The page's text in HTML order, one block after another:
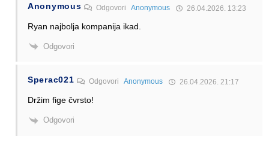
Anonymous OdgovoriAnonymous 26.04.2026. 13:23
Ryan najbolja kompanija ikad.
Odgovori
Sperac021 OdgovoriAnonymous 26.04.2026. 21:17
Držim fige čvrsto!
Odgovori